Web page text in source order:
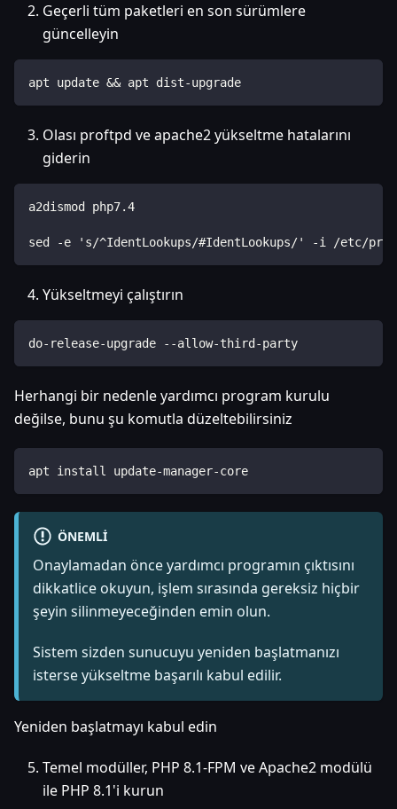
Geçerli tüm paketleri en son sürümlere
güncelleyin
apt update && apt dist-upgrade
Olası proftpd ve apache2 yükseltme hatalarını
giderin
a2dismod php7.4
sed -e 's/^IdentLookups/#IdentLookups/' -i /etc/
Yükseltmeyi çalıştırın
do-release-upgrade --allow-third-party
Herhangi bir nedenle yardımcı program kurulu
değilse, bunu şu komutla düzeltebilirsiniz
apt install update-manager-core
ÖNEMLI
Onaylamadan önce yardımcı programın çıktısını
dikkatlice okuyun, işlem sırasında gereksiz hiçbir
şeyin silinmeyeceğinden emin olun.
Sistem sizden sunucuyu yeniden başlatmanızı
isterse yükseltme başarılı kabul edilir.
Yeniden başlatmayı kabul edin
Temel modüller, PHP 8.1-FPM ve Apache2 modülü
ile PHP 8.1'i kurun